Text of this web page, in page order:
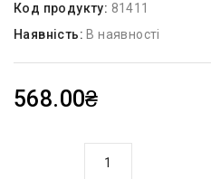
Код продукту: 81411
Наявність: В наявності
568.00₴